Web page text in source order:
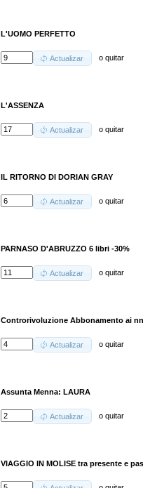
L'UOMO PERFETTO
Actualizar oquitar
L'ASSENZA
Actualizar oquitar
IL RITORNO DI DORIAN GRAY
Actualizar oquitar
PARNASO D'ABRUZZO 6 libri -30%
Actualizar oquitar
Controrivoluzione Abbonamento ai
Actualizar oquitar
Assunta Menna: LAURA
Actualizar oquitar
VIAGGIO IN MOLISE tra presente e